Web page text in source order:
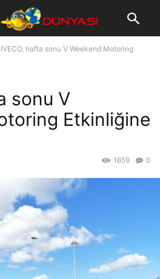
IVECO, hafta sonu V Weekend Motoring
sonu V
Etkinliğine
0
1659